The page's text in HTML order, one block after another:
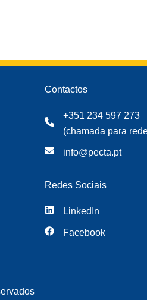
Contactos
+351 234 597 273
(chamada para
info@pecta.pt
Redes Sociais
LinkedIn
Facebook